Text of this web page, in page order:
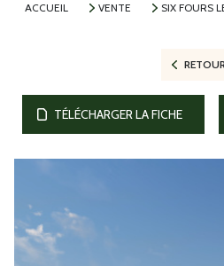
ACCUEIL VENTE SIX FOURS
TÉLÉCHARGER LA FICHE